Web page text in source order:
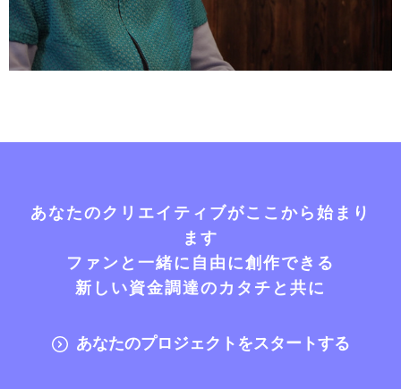
あなたのクリエイティブがここから始まり
ます
ファンと一緒に自由に創作できる
新しい資金調達のカタチと共に
あなたのプロジェクトをスタートする